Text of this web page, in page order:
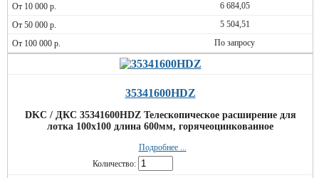
6 684,05
5 504,51
По запросу
35341600HDZ
DKC / ДКС 35341600HDZ Телескопическое расширение для
лотка 100х100 длина 600мм, горячеоцинкованное
Подробнее ...
Количество: